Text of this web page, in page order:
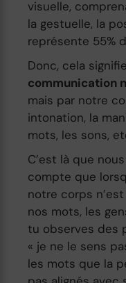
visuelle,
la gestuelle, la
représente 55%
Donc, cela
communication
mais par notre
intonation, la
mots, les sons,
C’est là que
compte que
notre corps
nos mots, les
tu observes des
« je ne le sens
les mots que la